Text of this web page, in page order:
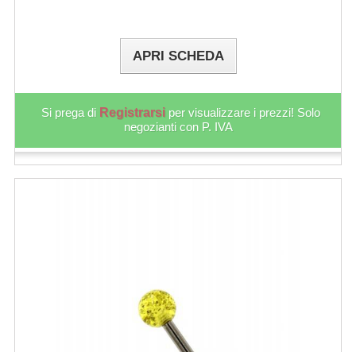
APRI SCHEDA
Si prega di Registrarsi per visualizzare i prezzi! Solo
negozianti con P. IVA